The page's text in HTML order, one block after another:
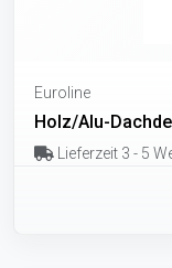
Euroline
Holz/Alu-
Lieferzeit 3 - 5